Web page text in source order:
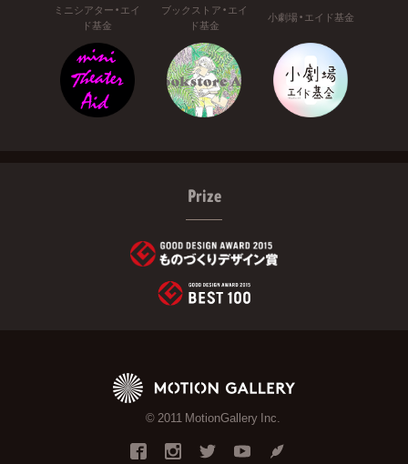
ミニシアター・エイ
ド基金
ブックストア・エイ
ド基金
小劇場・エイド基金
Prize
© 2011 MotionGallery Inc.